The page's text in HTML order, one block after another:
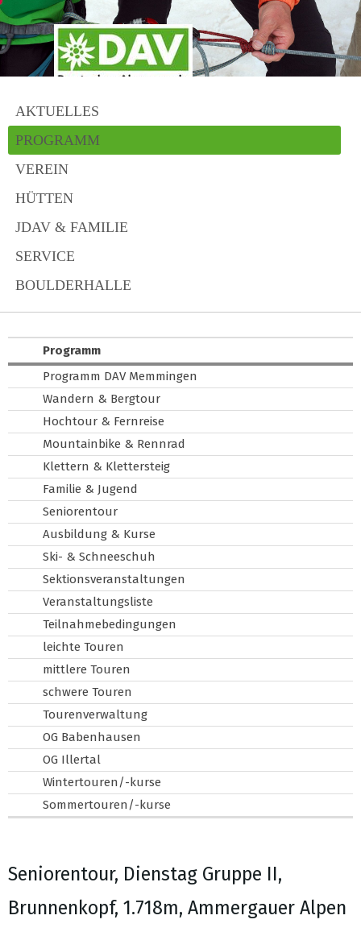
AKTUELLES
PROGRAMM
VEREIN
HÜTTEN
JDAV & FAMILIE
SERVICE
BOULDERHALLE
Programm
Programm DAV Memmingen
Wandern & Bergtour
Hochtour & Fernreise
Mountainbike & Rennrad
Klettern & Klettersteig
Familie & Jugend
Seniorentour
Ausbildung & Kurse
Ski- & Schneeschuh
Sektionsveranstaltungen
Veranstaltungsliste
Teilnahmebedingungen
leichte Touren
mittlere Touren
schwere Touren
Tourenverwaltung
OG Babenhausen
OG Illertal
Wintertouren/-kurse
Sommertouren/-kurse
Seniorentour, Dienstag Gruppe II,
Brunnenkopf, 1.718m, Ammergauer Alpen